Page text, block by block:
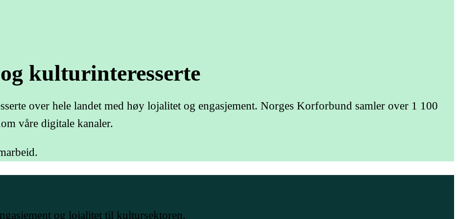
og kulturinteresserte
over hele landet med høy lojalitet og engasjement. Norges Korforbund samler over 1 100
våre digitale kanaler.
og lojalitet til kultursektoren.